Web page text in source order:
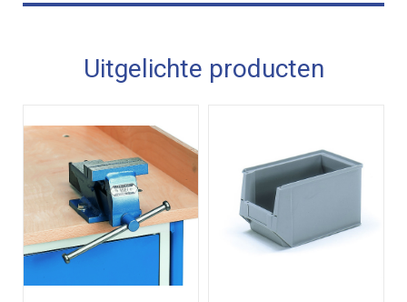
Uitgelichte producten